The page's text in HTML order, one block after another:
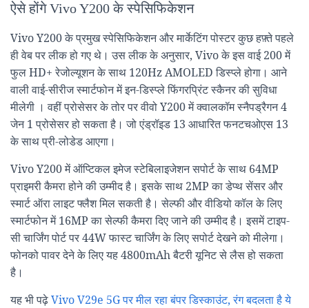
ऐसे होंगे Vivo Y200 के स्पेसिफिकेशन
Vivo Y200 के प्रमुख स्पेसिफिकेशन और मार्केटिंग पोस्टर कुछ हफ़्ते पहले
ही वेब पर लीक हो गए थे। उस लीक के अनुसार, Vivo के इस वाई 200 में
फुल HD+ रेजोल्यूशन के साथ 120Hz AMOLED डिस्प्ले होगा। आने
वाली वाई-सीरीज स्मार्टफोन में इन-डिस्प्ले फिंगरप्रिंट स्कैनर की सुविधा
मीलेगी । वहीं प्रोसेसर के तोर पर वीवो Y200 में क्वालकॉम स्नैपड्रैगन 4
जेन 1 प्रोसेसर हो सकता है। जो एंड्रॉइड 13 आधारित फनटचओएस 13
के साथ प्री-लोडेड आएगा।
Vivo Y200 में ऑप्टिकल इमेज स्टेबिलाइजेशन सपोर्ट के साथ 64MP
प्राइमरी कैमरा होने की उम्मीद है। इसके साथ 2MP का डेप्थ सेंसर और
स्मार्ट ऑरा लाइट फ्लैश मिल सकती है। सेल्फी और वीडियो कॉल के लिए
स्मार्टफोन में 16MP का सेल्फी कैमरा दिए जाने की उम्मीद है। इसमें टाइप-
सी चार्जिंग पोर्ट पर 44W फास्ट चार्जिंग के लिए सपोर्ट देखने को मीलेगा।
फोनको पावर देने के लिए यह 4800mAh बैटरी यूनिट से लैस हो सकता
है।
यह भी पढ़ेVivo V29e 5G पर मील रहा बंपर डिस्काउंट, रंग बदलता है ये